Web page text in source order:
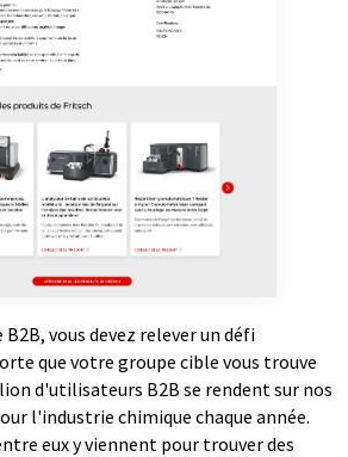
vous devez relever un défi
que votre groupe cible vous trouve
d'utilisateurs B2B se rendent sur nos
l'industrie chimique chaque année.
eux y viennent pour trouver des